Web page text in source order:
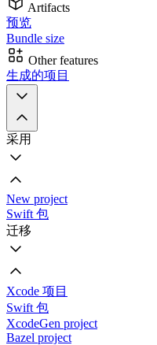
Artifacts
预览
Bundle size
Other features
生成的项目
采用
New project
Swift 包
迁移
Xcode 项目
Swift 包
XcodeGen project
Bazel project